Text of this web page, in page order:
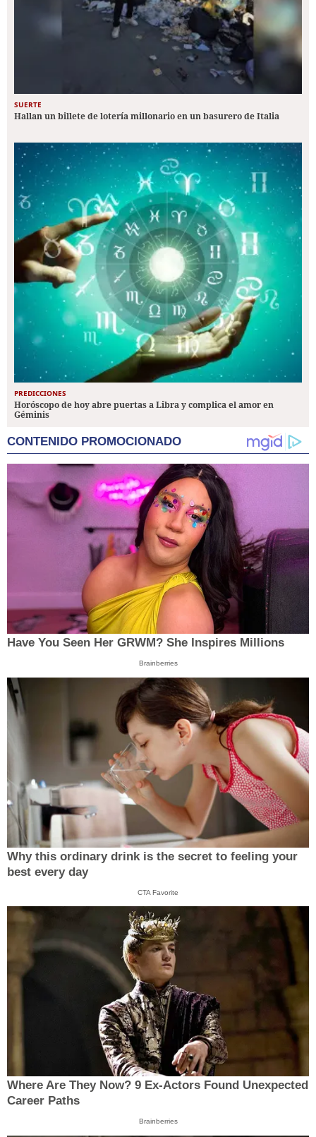
SUERTE
Hallan un billete de lotería millonario en un basurero de Italia
PREDICCIONES
Horóscopo de hoy abre puertas a Libra y complica el amor en
Géminis
CONTENIDO PROMOCIONADO
Have You Seen Her GRWM? She Inspires Millions
Brainberries
Why this ordinary drink is the secret to feeling your
best every day
CTA Favorite
Where Are They Now? 9 Ex-Actors Found Unexpected
Career Paths
Brainberries